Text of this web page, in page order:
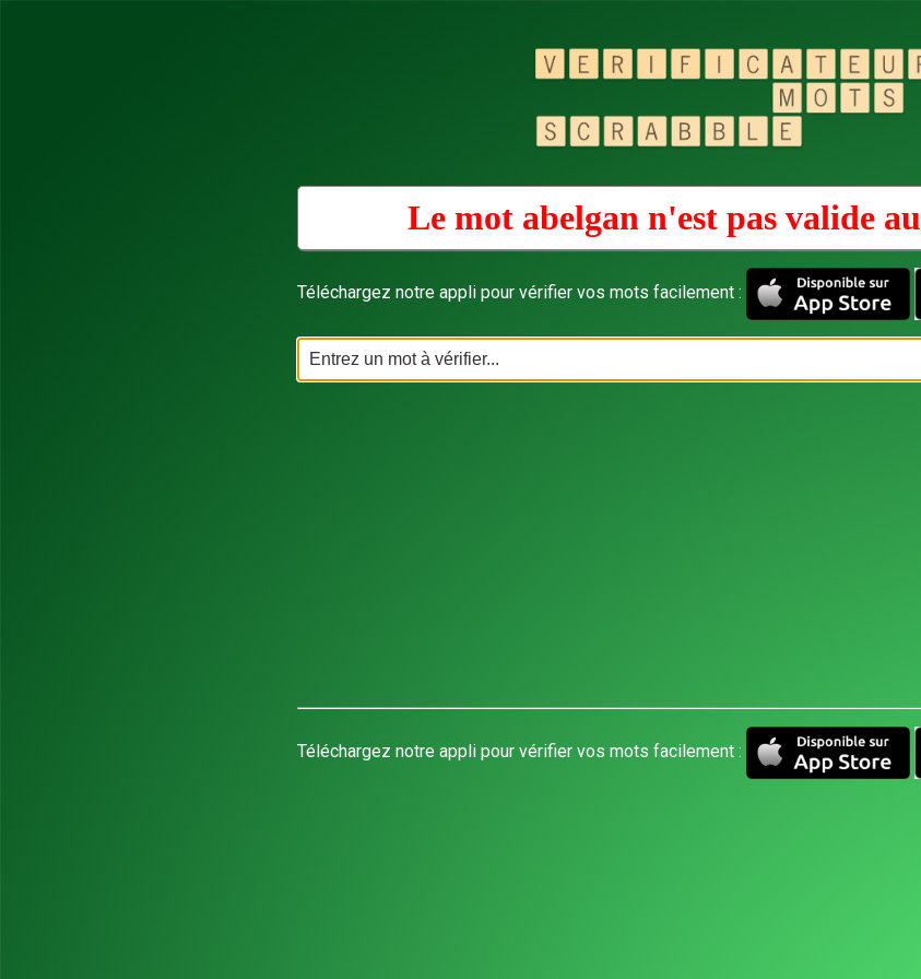
Le mot abelgan n'est pas valide au
Téléchargez notre appli pour vérifier vos mots facilement :
Téléchargez notre appli pour vérifier vos mots facilement :